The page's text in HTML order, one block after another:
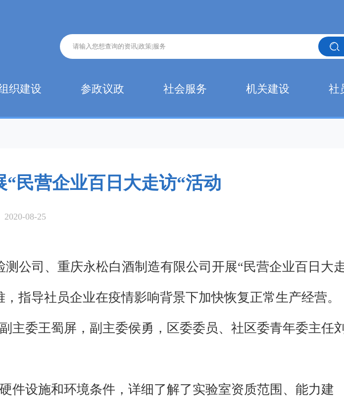
织建设 参政议政 社会服务 机关建设 社
民营企业百日大走访“活动
2020-08-25
公司、重庆永松白酒制造有限公司开展“民营企业百日大
指导社员企业在疫情影响背景下加快恢复正常生产经营。
主委王蜀屏，副主委侯勇，区委委员、社区委青年委主任
件设施和环境条件，详细了解了实验室资质范围、能力建